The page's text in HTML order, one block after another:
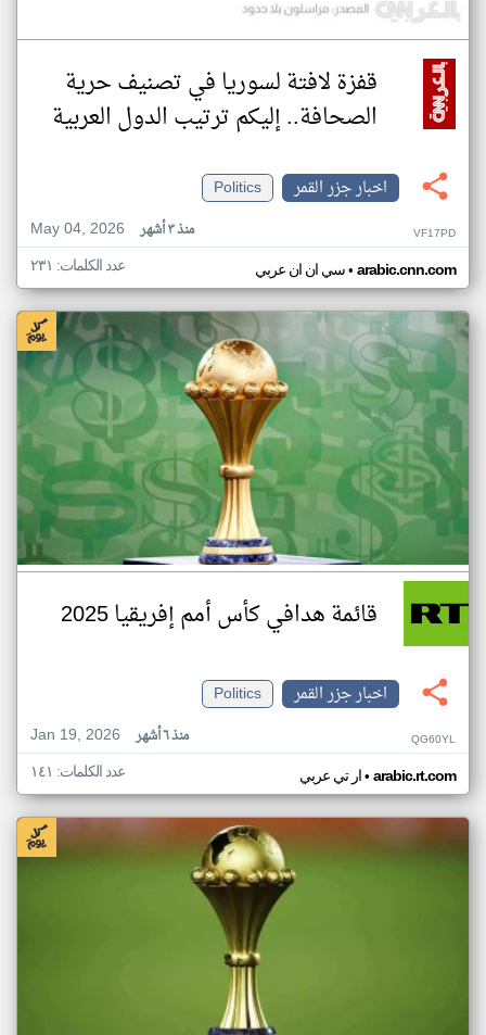
قفزة لافتة لسوريا في تصنيف حرية
الصحافة.. إليكم ترتيب الدول العربية
اخبار جزر القمر
Politics
May 04, 2026
منذ ٣ أشهر VF17PD
سي ان ان عربي• arabic.cnn.com عدد الكلمات: ٢٣١
قائمة هدافي كأس أمم إفريقيا 2025
اخبار جزر القمر
Politics
Jan 19, 2026
منذ ٦ أشهر QG60YL
ار تي عربي• arabic.rt.com عدد الكلمات: ١٤١